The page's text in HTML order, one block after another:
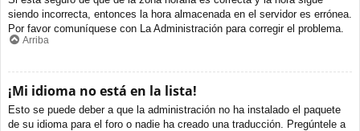
siendo incorrecta, entonces la hora almacenada en el servidor es errónea.
Por favor comuníquese con La Administración para corregir el problema.
Arriba
¡Mi idioma no está en la lista!
Esto se puede deber a que la administración no ha instalado el paquete
de su idioma para el foro o nadie ha creado una traducción. Pregúntele a